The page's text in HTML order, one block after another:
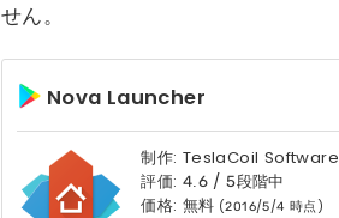
せん。
Nova Launcher
制作: TeslaCoil Software
評価: 4.6 / 5段階中
価格: 無料 (2016/5/4 時点)